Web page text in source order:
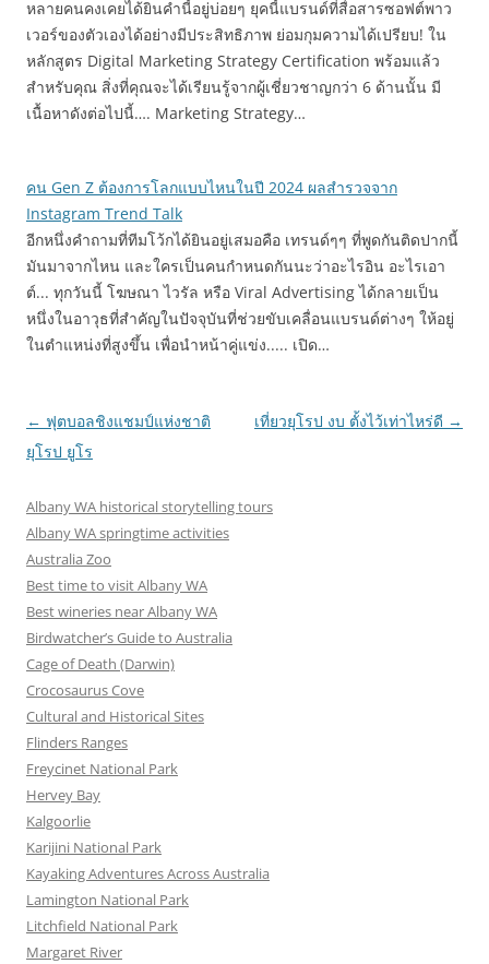
หลายคนคงเคยได้ยินคำนี้อยู่บ่อยๆ ยุคนี้แบรนด์ที่สื่อสารซอฟต์พาว
เวอร์ของตัวเองได้อย่างมีประสิทธิภาพ ย่อมกุมความได้เปรียบ! ใน
หลักสูตร Digital Marketing Strategy Certification พร้อมแล้ว
สำหรับคุณ สิ่งที่คุณจะได้เรียนรู้จากผู้เชี่ยวชาญกว่า 6 ด้านนั้น มี
เนื้อหาดังต่อไปนี้…. Marketing Strategy…
คน Gen Z ต้องการโลกแบบไหนในปี 2024 ผลสำรวจจาก
Instagram Trend Talk
อีกหนึ่งคำถามที่ทีมโว้กได้ยินอยู่เสมอคือ เทรนด์ๆๆ ที่พูดกันติดปากนี้
มันมาจากไหน และใครเป็นคนกำหนดกันนะว่าอะไรอิน อะไรเอา
ต์... ทุกวันนี้ โฆษณา ไวรัล หรือ Viral Advertising ได้กลายเป็น
หนึ่งในอาวุธที่สำคัญในปัจจุบันที่ช่วยขับเคลื่อนแบรนด์ต่างๆ ให้อยู่
ในตำแหน่งที่สูงขึ้น เพื่อนำหน้าคู่แข่ง..... เปิด…
Post
navigation
← ฟุตบอลชิงแชมป์แห่งชาติ
ยุโรป ยูโร
เที่ยวยุโรป งบ ตั้งไว้เท่าไหร่ดี →
Albany WA historical storytelling tours
Albany WA springtime activities
Australia Zoo
Best time to visit Albany WA
Best wineries near Albany WA
Birdwatcher’s Guide to Australia
Cage of Death (Darwin)
Crocosaurus Cove
Cultural and Historical Sites
Flinders Ranges
Freycinet National Park
Hervey Bay
Kalgoorlie
Karijini National Park
Kayaking Adventures Across Australia
Lamington National Park
Litchfield National Park
Margaret River